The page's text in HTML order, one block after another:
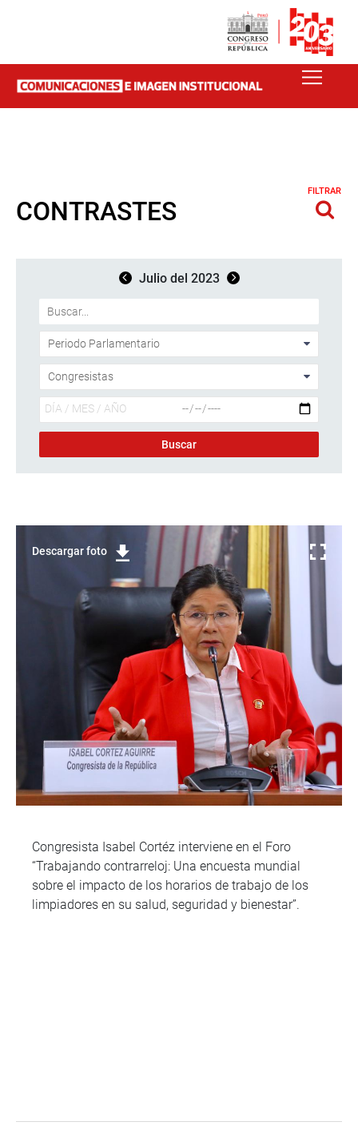
CONTRASTES
FILTRAR
Julio del 2023
Descargar foto
Congresista Isabel Cortéz interviene en el Foro
“Trabajando contrarreloj: Una encuesta mundial
sobre el impacto de los horarios de trabajo de los
limpiadores en su salud, seguridad y bienestar”.